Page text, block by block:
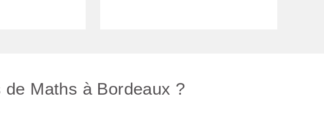
Maths à Bordeaux ?